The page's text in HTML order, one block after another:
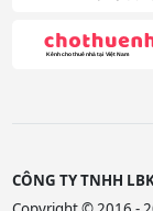
CÔNG TY TNHH